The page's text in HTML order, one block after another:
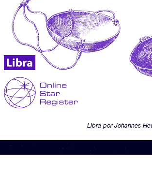
Libra por Johannes